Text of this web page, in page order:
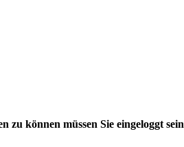
zu können müssen Sie eingeloggt sein